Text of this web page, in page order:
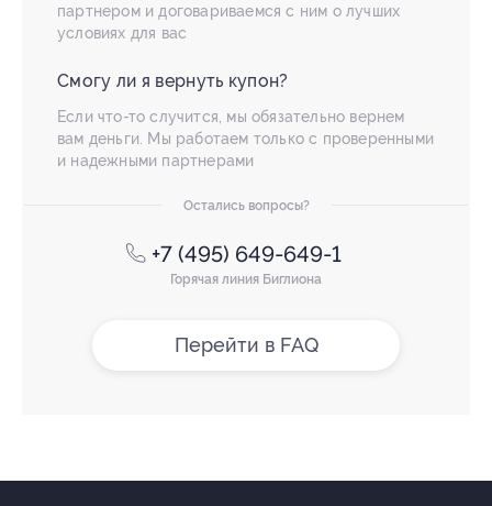
партнером и договариваемся с ним о лучших
условиях для вас
Смогу ли я вернуть купон?
Если что-то случится, мы обязательно вернем
вам деньги. Мы работаем только с проверенными
и надежными партнерами
Остались вопросы?
+7 (495) 649-649-1
Горячая линия Биглиона
Перейти в FAQ